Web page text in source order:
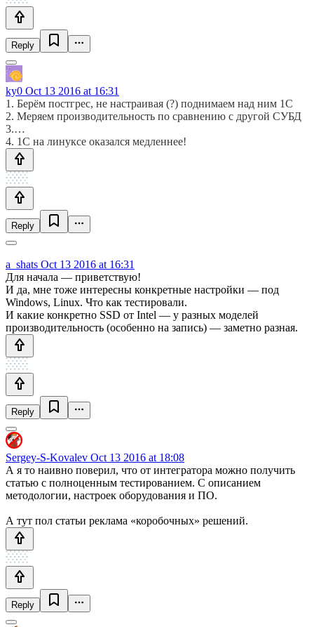
Reply
ky0 Oct 13 2016 at 16:31
1. Берём постгрес, не настраивая (?) поднимаем над ним 1С
2. Меряем производительность по сравнению с другой СУБД
3.…
4. 1С на линуксе оказался медленнее!
Reply
a_shats Oct 13 2016 at 16:31
Для начала — приветствую!
И да, мне тоже интересны конкретные настройки — под
Windows, Linux. Что как тестировали.
И какие конкретно SSD от Intel — у разных моделей
производительность (особенно на запись) — заметно разная.
Reply
Sergey-S-Kovalev Oct 13 2016 at 18:08
А я то наивно поверил, что от интегратора можно получить
статью с полноценным тестированием. С описанием
методологии, настроек оборудования и ПО.
А тут пол статьи реклама «коробочных» решений.
Reply